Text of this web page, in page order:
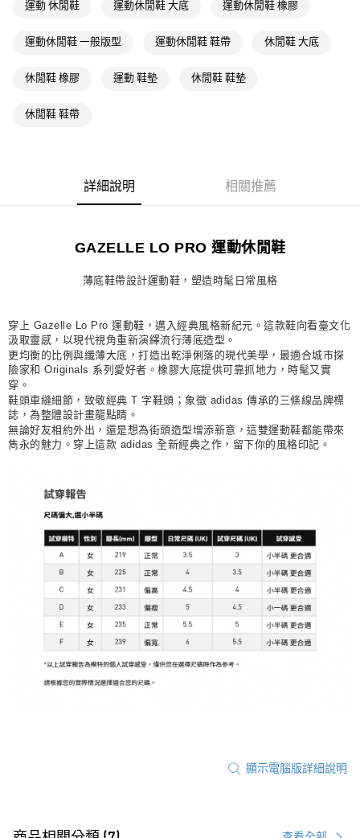
付款後萊爾富取貨
每筆NT$80，滿NT$1,500(含以上)免運費
付款後7-11取貨
每筆NT$80，滿NT$1,500(含以上)免運費
運動 休閒鞋 運動休閒鞋 大底 運動休閒鞋 橡膠
運動休閒鞋 一般版型 運動休閒鞋 鞋帶 休閒鞋 大底
休閒鞋 橡膠 運動 鞋墊 休閒鞋 鞋墊
休閒鞋 鞋帶
詳細說明 相關推薦
GAZELLE LO PRO 運動休閒鞋
薄底鞋帶設計運動鞋，塑造時髦日常風格
穿上 Gazelle Lo Pro 運動鞋，邁入經典風格新紀元。這款鞋向看臺文化
汲取靈感，以現代視角重新演繹流行薄底造型。
更均衡的比例與纖薄大底，打造出乾淨俐落的現代美學，最適合城市探
險家和 Originals 系列愛好者。橡膠大底提供可靠抓地力，時髦又實
穿。
鞋頭車縫細節，致敬經典 T 字鞋頭；象徵 adidas 傳承的三條線品牌標
誌，為整體設計畫龍點睛。
無論好友相約外出，還是想為街頭造型增添新意，這雙運動鞋都能帶來
雋永的魅力。穿上這款 adidas 全新經典之作，留下你的風格印記。
顯示電腦版詳細說明